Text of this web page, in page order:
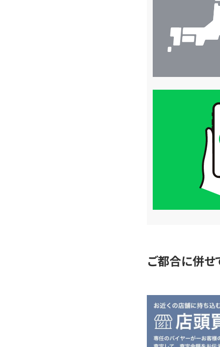
ご都合に併せ